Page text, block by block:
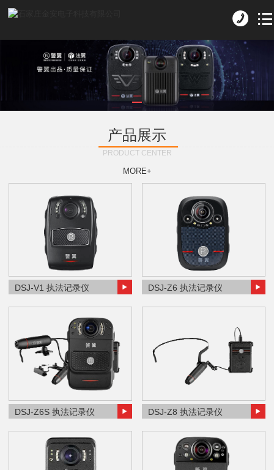
产品展示
PRODUCT CENTER
MORE+
DSJ-V1 执法记录仪 DSJ-Z6 执法记录仪
DSJ-Z6S 执法记录仪 DSJ-Z8 执法记录仪